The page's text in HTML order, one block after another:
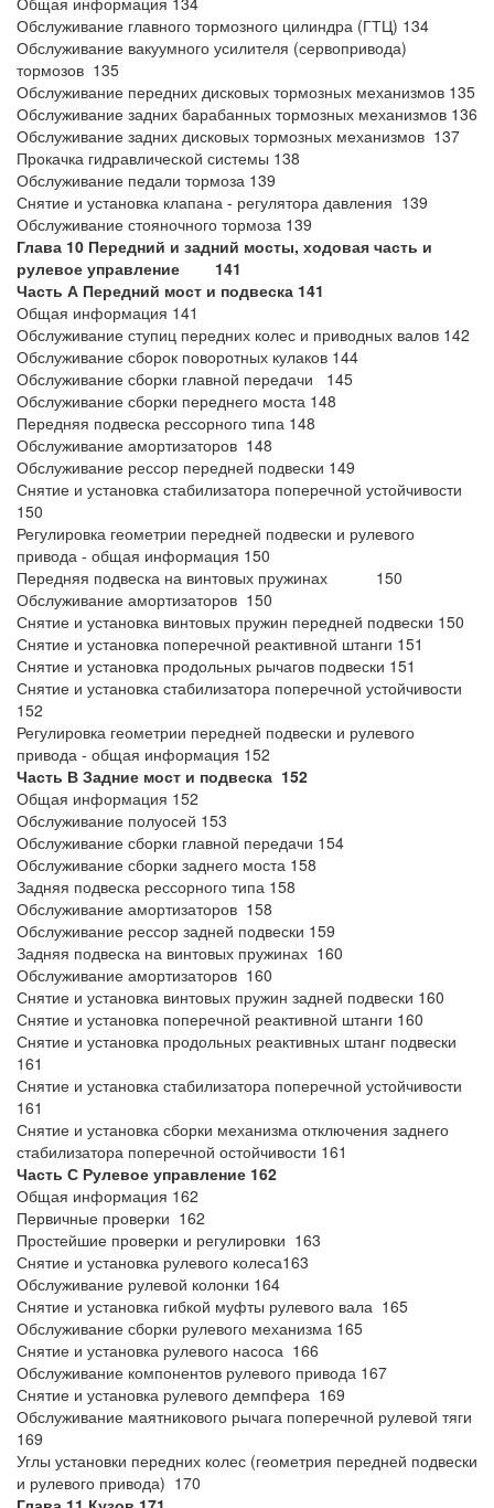
Обслуживание главного тормозного цилиндра (ГТЦ) 134
Обслуживание вакуумного усилителя (сервопривода)
тормозов 135
Обслуживание передних дисковых тормозных механизмов 135
Обслуживание задних барабанных тормозных механизмов 136
Обслуживание задних дисковых тормозных механизмов 137
Прокачка гидравлической системы 138
Обслуживание педали тормоза 139
Снятие и установка клапана - регулятора давления 139
Обслуживание стояночного тормоза 139
Глава 10 Передний и задний мосты, ходовая часть и
рулевое управление 141
Часть А Передний мост и подвеска 141
Общая информация 141
Обслуживание ступиц передних колес и приводных валов 142
Обслуживание сборок поворотных кулаков 144
Обслуживание сборки главной передачи 145
Обслуживание сборки переднего моста 148
Передняя подвеска рессорного типа 148
Обслуживание амортизаторов 148
Обслуживание рессор передней подвески 149
Снятие и установка стабилизатора поперечной устойчивости
150
Регулировка геометрии передней подвески и рулевого
привода - общая информация 150
Передняя подвеска на винтовых пружинах 150
Обслуживание амортизаторов 150
Снятие и установка винтовых пружин передней подвески 150
Снятие и установка поперечной реактивной штанги 151
Снятие и установка продольных рычагов подвески 151
Снятие и установка стабилизатора поперечной устойчивости
152
Регулировка геометрии передней подвески и рулевого
привода - общая информация 152
Часть В Задние мост и подвеска 152
Общая информация 152
Обслуживание полуосей 153
Обслуживание сборки главной передачи 154
Обслуживание сборки заднего моста 158
Задняя подвеска рессорного типа 158
Обслуживание амортизаторов 158
Обслуживание рессор задней подвески 159
Задняя подвеска на винтовых пружинах 160
Обслуживание амортизаторов 160
Снятие и установка винтовых пружин задней подвески 160
Снятие и установка поперечной реактивной штанги 160
Снятие и установка продольных реактивных штанг подвески
161
Снятие и установка стабилизатора поперечной устойчивости
161
Снятие и установка сборки механизма отключения заднего
стабилизатора поперечной остойчивости 161
Часть С Рулевое управление 162
Общая информация 162
Первичные проверки 162
Простейшие проверки и регулировки 163
Снятие и установка рулевого колеса163
Обслуживание рулевой колонки 164
Снятие и установка гибкой муфты рулевого вала 165
Обслуживание сборки рулевого механизма 165
Снятие и установка рулевого насоса 166
Обслуживание компонентов рулевого привода 167
Снятие и установка рулевого демпфера 169
Обслуживание маятникового рычага поперечной рулевой тяги
169
Углы установки передних колес (геометрия передней подвески
и рулевого привода) 170